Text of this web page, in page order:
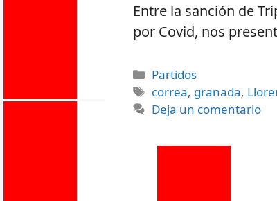
Entre la sanción de
por Covid, nos
Partidos
correa, granada,
Deja un comentario